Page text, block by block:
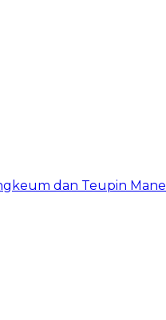
dan Teupin Mane